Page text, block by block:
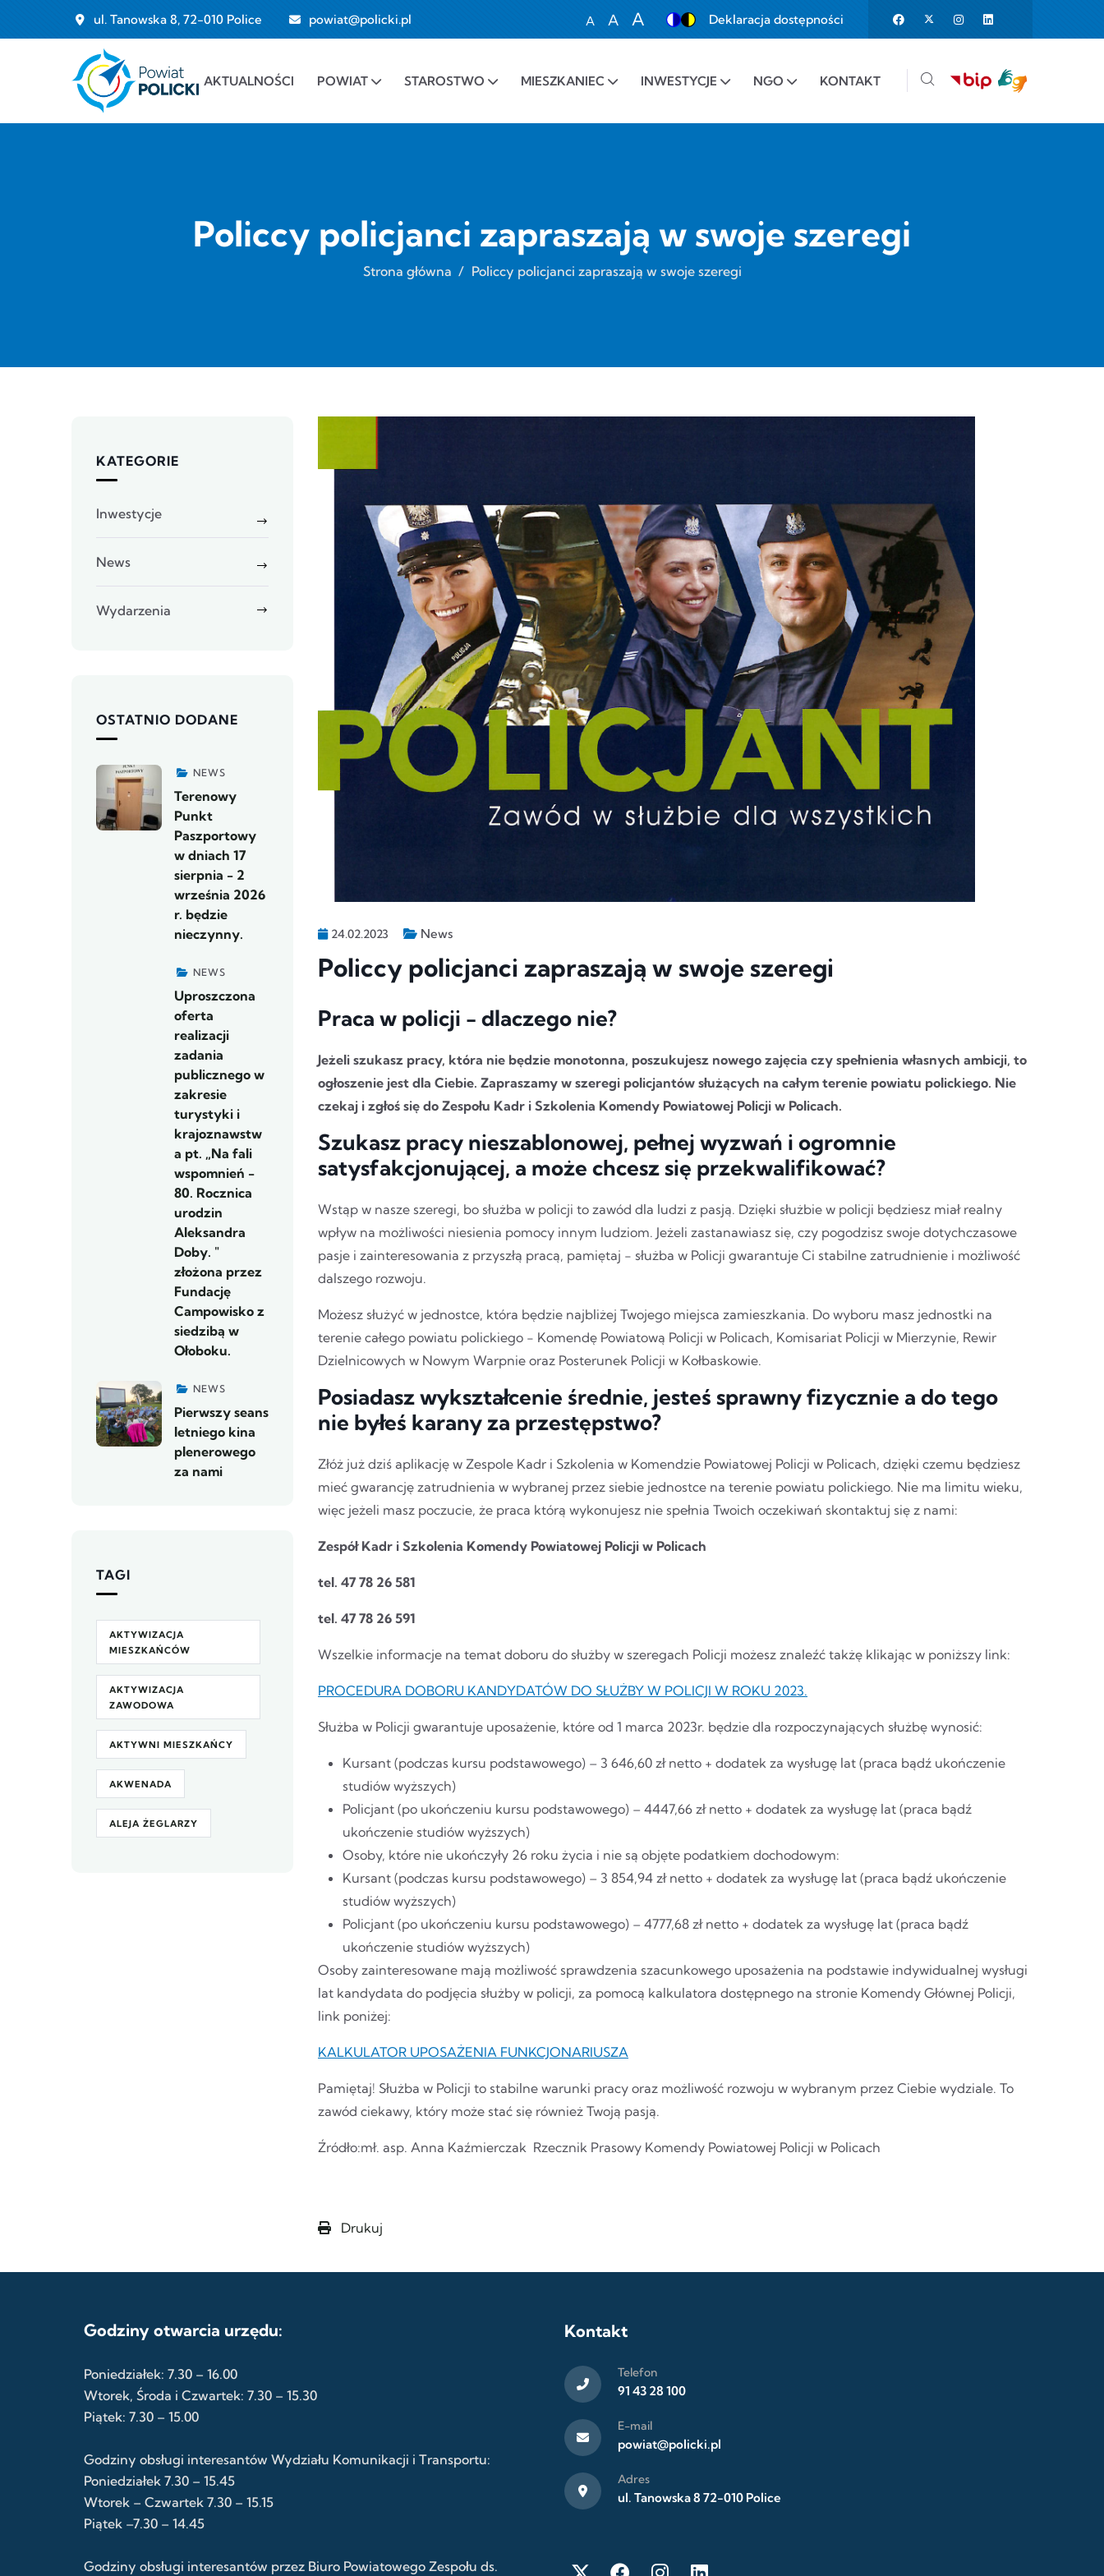
Przejdź do treści
ul. Tanowska 8, 72-010 Police powiat@policki.pl
A
Set font size to 100%
A
A
Deklaracja dostępności
AKTUALNOŚCI POWIAT STAROSTWO MIESZKANIEC INWESTYCJE NGO KONTAKT
Policcy policjanci zapraszają w swoje szeregi
Strona główna / Policcy policjanci zapraszają w swoje szeregi
24.02.2023 News
Policcy policjanci zapraszają w swoje szeregi
Praca w policji - dlaczego nie?
Jeżeli szukasz pracy, która nie będzie monotonna, poszukujesz nowego zajęcia czy spełnienia własnych ambicji, to
ogłoszenie jest dla Ciebie. Zapraszamy w szeregi policjantów służących na całym terenie powiatu polickiego. Nie
czekaj i zgłoś się do Zespołu Kadr i Szkolenia Komendy Powiatowej Policji w Policach.
Szukasz pracy nieszablonowej, pełnej wyzwań i ogromnie
satysfakcjonującej, a może chcesz się przekwalifikować?
Wstąp w nasze szeregi, bo służba w policji to zawód dla ludzi z pasją. Dzięki służbie w policji będziesz miał realny
wpływ na możliwości niesienia pomocy innym ludziom. Jeżeli zastanawiasz się, czy pogodzisz swoje dotychczasowe
pasje i zainteresowania z przyszłą pracą, pamiętaj - służba w Policji gwarantuje Ci stabilne zatrudnienie i możliwość
dalszego rozwoju.
Możesz służyć w jednostce, która będzie najbliżej Twojego miejsca zamieszkania. Do wyboru masz jednostki na
terenie całego powiatu polickiego - Komendę Powiatową Policji w Policach, Komisariat Policji w Mierzynie, Rewir
Dzielnicowych w Nowym Warpnie oraz Posterunek Policji w Kołbaskowie.
Posiadasz wykształcenie średnie, jesteś sprawny fizycznie a do tego
nie byłeś karany za przestępstwo?
Złóż już dziś aplikację w Zespole Kadr i Szkolenia w Komendzie Powiatowej Policji w Policach, dzięki czemu będziesz
mieć gwarancję zatrudnienia w wybranej przez siebie jednostce na terenie powiatu polickiego. Nie ma limitu wieku,
więc jeżeli masz poczucie, że praca którą wykonujesz nie spełnia Twoich oczekiwań skontaktuj się z nami:
Zespół Kadr i Szkolenia Komendy Powiatowej Policji w Policach
tel. 47 78 26 581
tel. 47 78 26 591
Wszelkie informacje na temat doboru do służby w szeregach Policji możesz znaleźć takżę klikając w poniższy link:
PROCEDURA DOBORU KANDYDATÓW DO SŁUŻBY W POLICJI W ROKU 2023.
Służba w Policji gwarantuje uposażenie, które od 1 marca 2023r. będzie dla rozpoczynających służbę wynosić:
Kursant (podczas kursu podstawowego) – 3 646,60 zł netto + dodatek za wysługę lat (praca bądź ukończenie
studiów wyższych)
Policjant (po ukończeniu kursu podstawowego) – 4447,66 zł netto + dodatek za wysługę lat (praca bądź
ukończenie studiów wyższych)
Osoby, które nie ukończyły 26 roku życia i nie są objęte podatkiem dochodowym:
Kursant (podczas kursu podstawowego) – 3 854,94 zł netto + dodatek za wysługę lat (praca bądź ukończenie
studiów wyższych)
Policjant (po ukończeniu kursu podstawowego) – 4777,68 zł netto + dodatek za wysługę lat (praca bądź
ukończenie studiów wyższych)
Osoby zainteresowane mają możliwość sprawdzenia szacunkowego uposażenia na podstawie indywidualnej wysługi
lat kandydata do podjęcia służby w policji, za pomocą kalkulatora dostępnego na stronie Komendy Głównej Policji,
link poniżej:
KALKULATOR UPOSAŻENIA FUNKCJONARIUSZA
Pamiętaj! Służba w Policji to stabilne warunki pracy oraz możliwość rozwoju w wybranym przez Ciebie wydziale. To
zawód ciekawy, który może stać się również Twoją pasją.
Źródło:mł. asp. Anna Kaźmierczak Rzecznik Prasowy Komendy Powiatowej Policji w Policach
Drukuj
KATEGORIE
Inwestycje
News
Wydarzenia
OSTATNIO DODANE
NEWS
Terenowy
Punkt
Paszportowy
w dniach 17
sierpnia - 2
września 2026
r. będzie
nieczynny.
NEWS
Uproszczona
oferta
realizacji
zadania
publicznego w
zakresie
turystyki i
krajoznawstw
a pt. „Na fali
wspomnień -
80. Rocznica
urodzin
Aleksandra
Doby. "
złożona przez
Fundację
Campowisko z
siedzibą w
Ołoboku.
NEWS
Pierwszy seans
letniego kina
plenerowego
za nami
TAGI
AKTYWIZACJA
MIESZKAŃCÓW
AKTYWIZACJA
ZAWODOWA
AKTYWNI MIESZKAŃCY
AKWENADA
ALEJA ŻEGLARZY
Godziny otwarcia urzędu:
Poniedziałek: 7.30 – 16.00
Wtorek, Środa i Czwartek: 7.30 – 15.30
Piątek: 7.30 – 15.00
Godziny obsługi interesantów Wydziału Komunikacji i Transportu:
Poniedziałek 7.30 – 15.45
Wtorek – Czwartek 7.30 – 15.15
Piątek –7.30 – 14.45
Godziny obsługi interesantów przez Biuro Powiatowego Zespołu ds.
Kontakt
Telefon
91 43 28 100
E-mail
powiat@policki.pl
Adres
ul. Tanowska 8 72-010 Police